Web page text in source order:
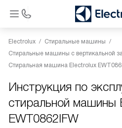
Electrolux
Стиральные машины
Стиральные машины с вертикальной
Стиральная машина Electrolux
Инструкция по
стиральной машины
EWT0862IFW